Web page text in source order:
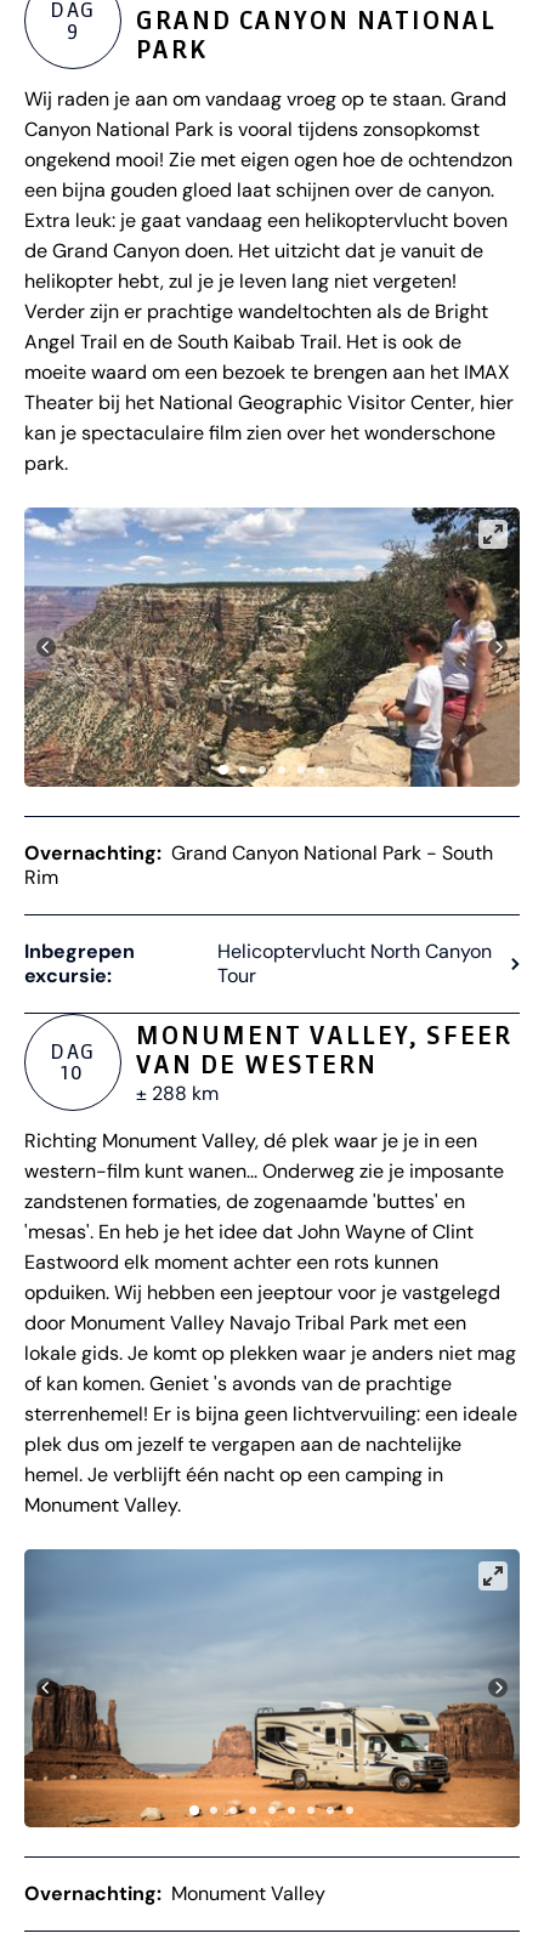
DAG
9
GRAND CANYON NATIONAL
PARK
Wij raden je aan om vandaag vroeg op te staan. Grand
Canyon National Park is vooral tijdens zonsopkomst
ongekend mooi! Zie met eigen ogen hoe de ochtendzon
een bijna gouden gloed laat schijnen over de canyon.
Extra leuk: je gaat vandaag een helikoptervlucht boven
de Grand Canyon doen. Het uitzicht dat je vanuit de
helikopter hebt, zul je je leven lang niet vergeten!
Verder zijn er prachtige wandeltochten als de Bright
Angel Trail en de South Kaibab Trail. Het is ook de
moeite waard om een bezoek te brengen aan het IMAX
Theater bij het National Geographic Visitor Center, hier
kan je spectaculaire film zien over het wonderschone
park.
Overnachting: Grand Canyon National Park - South
Rim
Inbegrepen
excursie:
Helicoptervlucht North Canyon
Tour
DAG
10
MONUMENT VALLEY, SFEER
VAN DE WESTERN
± 288 km
Richting Monument Valley, dé plek waar je je in een
western-film kunt wanen... Onderweg zie je imposante
zandstenen formaties, de zogenaamde 'buttes' en
'mesas'. En heb je het idee dat John Wayne of Clint
Eastwoord elk moment achter een rots kunnen
opduiken. Wij hebben een jeeptour voor je vastgelegd
door Monument Valley Navajo Tribal Park met een
lokale gids. Je komt op plekken waar je anders niet mag
of kan komen. Geniet 's avonds van de prachtige
sterrenhemel! Er is bijna geen lichtvervuiling: een ideale
plek dus om jezelf te vergapen aan de nachtelijke
hemel. Je verblijft één nacht op een camping in
Monument Valley.
Overnachting: Monument Valley